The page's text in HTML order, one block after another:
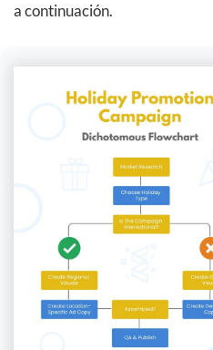
a continuación.